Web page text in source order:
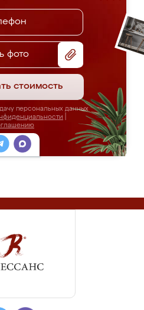
фото
стоимость
персональных данных